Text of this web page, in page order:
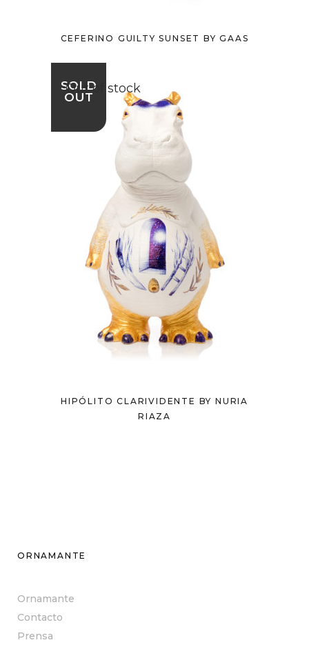
CEFERINO GUILTY SUNSET BY GAAS
SOLD
OUT
Out of stock
HIPÓLITO CLARIVIDENTE BY NURIA
RIAZA
ORNAMANTE
Ornamante
Contacto
Prensa